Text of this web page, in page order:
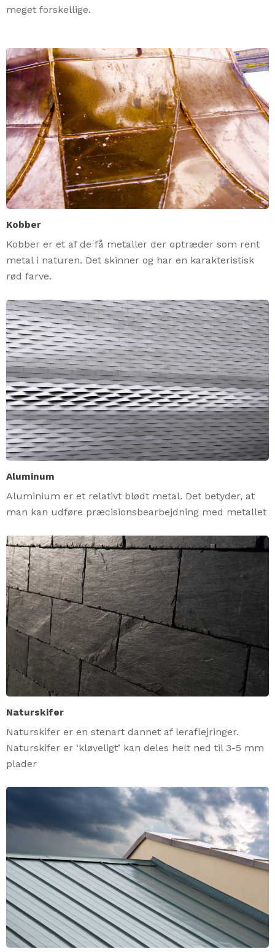
Close
Close
Close
Close
meget forskellige.
Kobber
Kobber er et af de få metaller der optræder som rent
metal i naturen. Det skinner og har en karakteristisk
rød farve.
Aluminum
Aluminium er et relativt blødt metal. Det betyder, at
man kan udføre præcisionsbearbejdning med metallet
Naturskifer
Naturskifer er en stenart dannet af leraflejringer.
Naturskifer er ‘kløveligt’ kan deles helt ned til 3-5 mm
plader